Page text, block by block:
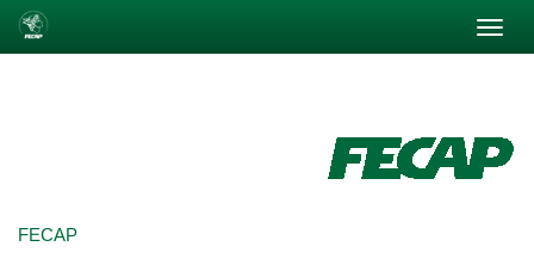
FECAP